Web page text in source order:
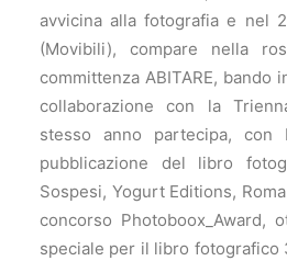
avvicina alla fotografia e nel
(Movibili), compare nella
committenza ABITARE, bando
collaborazione con la
stesso anno partecipa, con
pubblicazione del libro
Sospesi, Yogurt Editions,
concorso Photoboox_Award,
speciale per il libro fotografico